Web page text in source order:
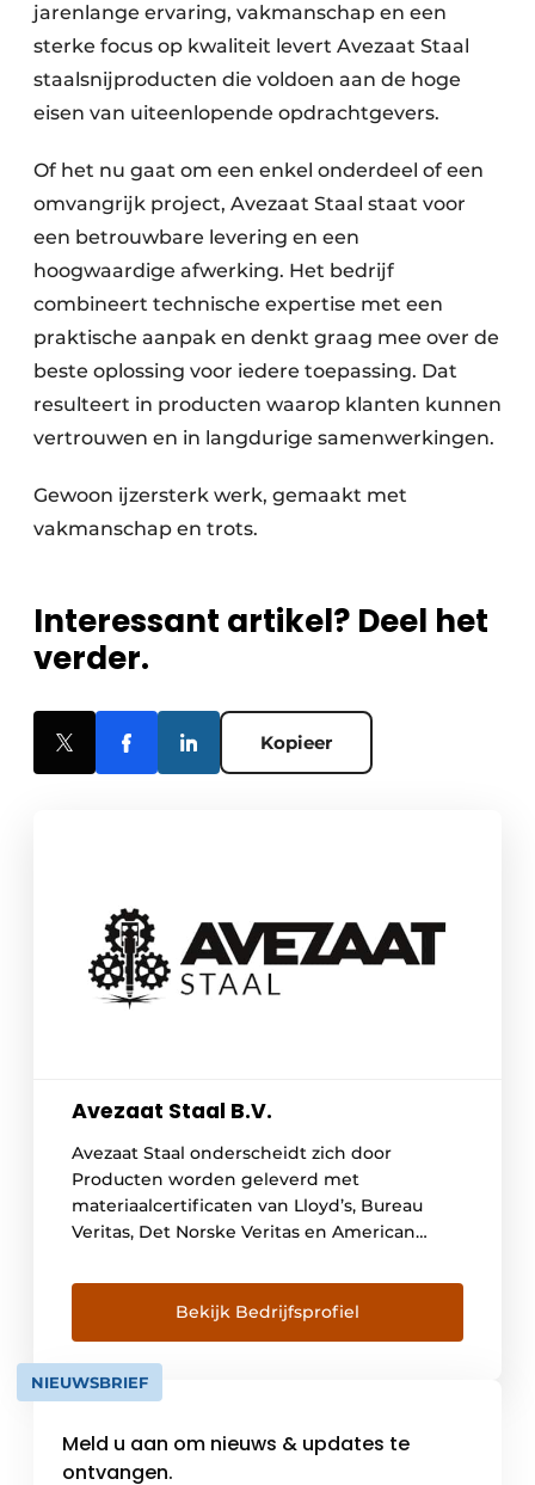
jarenlange ervaring, vakmanschap en een
sterke focus op kwaliteit levert Avezaat Staal
staalsnijproducten die voldoen aan de hoge
eisen van uiteenlopende opdrachtgevers.
Of het nu gaat om een enkel onderdeel of een
omvangrijk project, Avezaat Staal staat voor
een betrouwbare levering en een
hoogwaardige afwerking. Het bedrijf
combineert technische expertise met een
praktische aanpak en denkt graag mee over de
beste oplossing voor iedere toepassing. Dat
resulteert in producten waarop klanten kunnen
vertrouwen en in langdurige samenwerkingen.
Gewoon ijzersterk werk, gemaakt met
vakmanschap en trots.
Interessant artikel? Deel het
verder.
Kopieer
Avezaat Staal B.V.
Avezaat Staal onderscheidt zich door
Producten worden geleverd met
materiaalcertificaten van Lloyd’s, Bureau
Veritas, Det Norske Veritas en American
grote en kleine bedrijven in Nederland en
België, die werkzaam zijn in machine- en
apparatenbouw, utiliteitsbouw, staalbouw,
scheepsbouw, engineering, infrastructuur,
weg- en waterbouw en offshore-industrie.
Bekijk Bedrijfsprofiel
NIEUWSBRIEF
Meld u aan om nieuws & updates te
ontvangen.